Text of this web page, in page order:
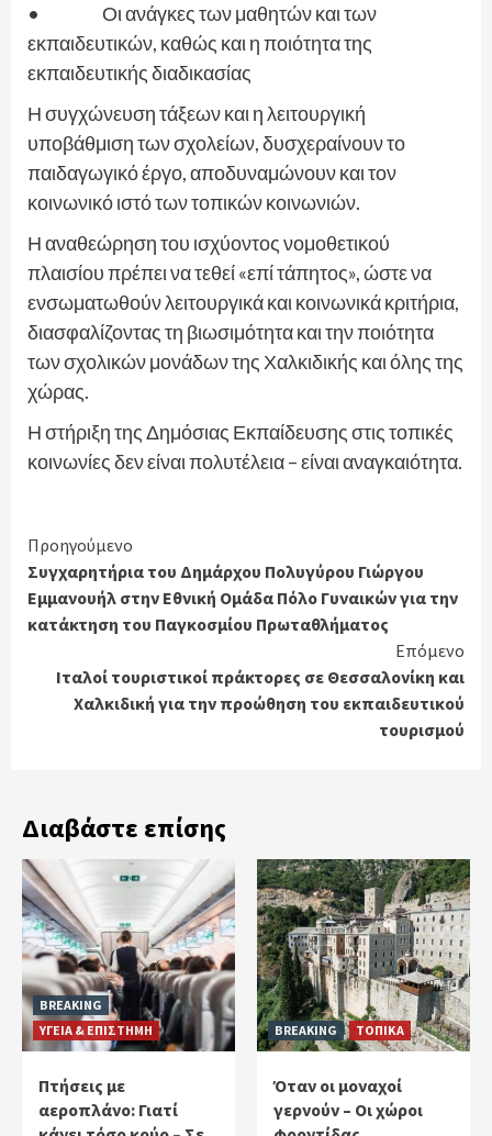
• Οι ανάγκες των μαθητών και των
εκπαιδευτικών, καθώς και η ποιότητα της
εκπαιδευτικής διαδικασίας
Η συγχώνευση τάξεων και η λειτουργική
υποβάθμιση των σχολείων, δυσχεραίνουν το
παιδαγωγικό έργο, αποδυναμώνουν και τον
κοινωνικό ιστό των τοπικών κοινωνιών.
Η αναθεώρηση του ισχύοντος νομοθετικού
πλαισίου πρέπει να τεθεί «επί τάπητος», ώστε να
ενσωματωθούν λειτουργικά και κοινωνικά κριτήρια,
διασφαλίζοντας τη βιωσιμότητα και την ποιότητα
των σχολικών μονάδων της Χαλκιδικής και όλης της
χώρας.
Η στήριξη της Δημόσιας Εκπαίδευσης στις τοπικές
κοινωνίες δεν είναι πολυτέλεια – είναι αναγκαιότητα.
Continue
Reading
Προηγούμενο
Συγχαρητήρια του Δημάρχου Πολυγύρου Γιώργου
Εμμανουήλ στην Εθνική Ομάδα Πόλο Γυναικών για την
κατάκτηση του Παγκοσμίου Πρωταθλήματος
Επόμενο
Ιταλοί τουριστικοί πράκτορες σε Θεσσαλονίκη και
Χαλκιδική για την προώθηση του εκπαιδευτικού
τουρισμού
Διαβάστε επίσης
BREAKING
ΥΓΕΙΑ & ΕΠΙΣΤΗΜΗ
Πτήσεις με
αεροπλάνο: Γιατί
BREAKING ΤΟΠΙΚΑ
Όταν οι μοναχοί
γερνούν – Οι χώροι